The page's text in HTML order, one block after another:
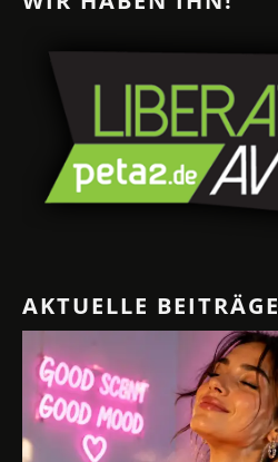
AKTUELLE BEITRÄGE